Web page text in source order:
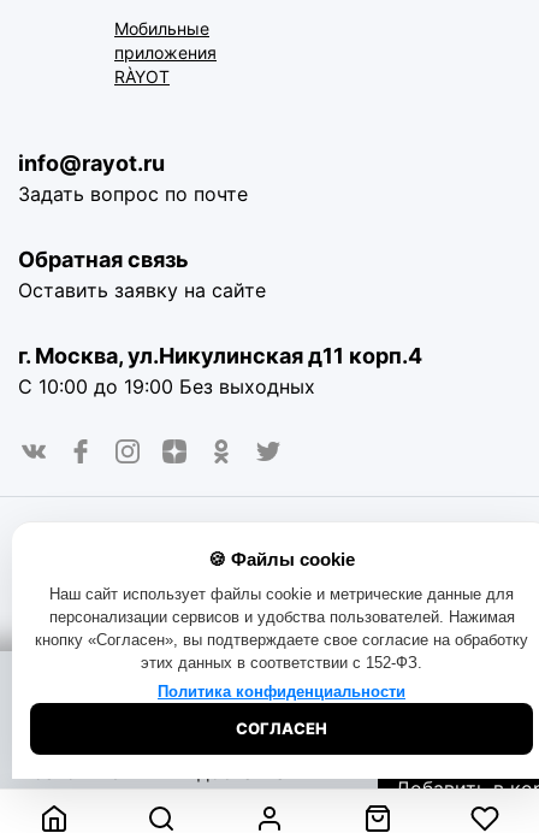
покупке:
Начать чат
8-800-333-51-
Доставка:
Узнать дату
Добавить в
Мобильные
приложения
RÀYOT
info@rayot.ru
Задать вопрос по почте
Обратная связь
Оставить заявку на сайте
г. Москва, ул.Никулинская д11 корп.4
С 10:00 до 19:00 Без выходных
использует куки-файлы и другие технологии, чтобы помочь
вам в навигации, а также предоставить лучший
пользовательский опыт, анализировать использование
наших продуктов и услуг, повысить качество рекламных и
маркетинговых активностей. Если Вы не хотите, чтобы
Ваши пользовательские данные обрабатывались,
пожалуйста, ограничьте их использование в своём
браузере.
Договор оферта
Обмен и возврат товара
🍪 Файлы cookie
Наш сайт использует файлы cookie и метрические данные для
персонализации сервисов и удобства пользователей. Нажимая
кнопку «Согласен», вы подтверждаете свое согласие на обработку
этих данных в соответствии с 152-ФЗ.
Политика конфиденциальности
СОГЛАСЕН